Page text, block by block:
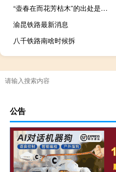
“壶春在而花芳枯木”的出处是哪里
渝昆铁路最新消息
八千铁路南啥时候拆
公告